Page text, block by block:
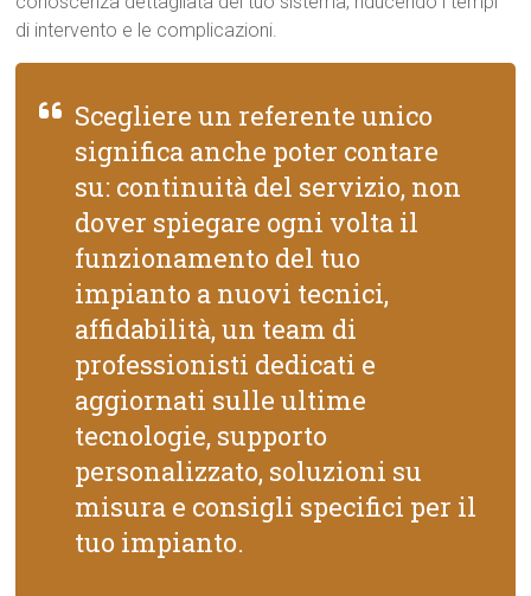
di intervento e le complicazioni.
Scegliere un referente unico
significa anche poter contare
su: continuità del servizio, non
dover spiegare ogni volta il
funzionamento del tuo
impianto a nuovi tecnici,
affidabilità, un team di
professionisti dedicati e
aggiornati sulle ultime
tecnologie, supporto
personalizzato, soluzioni su
misura e consigli specifici per il
tuo impianto.